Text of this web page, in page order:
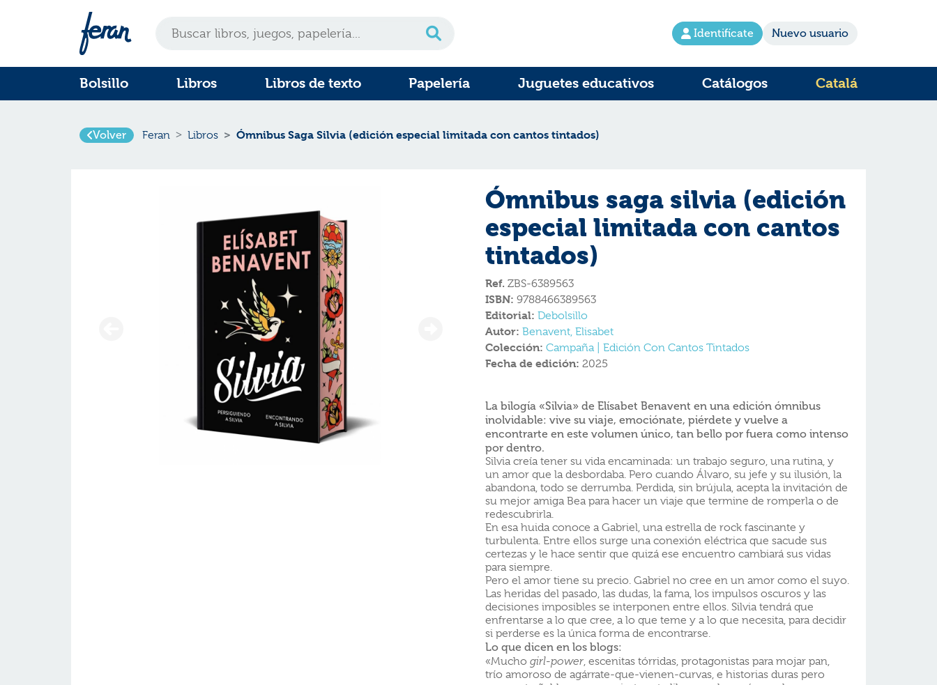
Identifícate Nuevo usuario
Bolsillo Libros Libros de texto Papelería Juguetes educativos Catálogos Catalá
Volver Feran Libros Ómnibus Saga Silvia (edición especial limitada con cantos tintados)
Ómnibus saga silvia (edición
especial limitada con cantos
tintados)
Ref. ZBS-6389563
ISBN: 9788466389563
Editorial: Debolsillo
Autor: Benavent, Elisabet
Colección: Campaña | Edición Con Cantos Tintados
Fecha de edición: 2025
La bilogía «Silvia» de Elísabet Benavent en una edición ómnibus
inolvidable: vive su viaje, emociónate, piérdete y vuelve a
encontrarte en este volumen único, tan bello por fuera como intenso
por dentro.
Silvia creía tener su vida encaminada: un trabajo seguro, una rutina, y
un amor que la desbordaba. Pero cuando Álvaro, su jefe y su ilusión, la
abandona, todo se derrumba. Perdida, sin brújula, acepta la invitación de
su mejor amiga Bea para hacer un viaje que termine de romperla o de
redescubrirla.
En esa huida conoce a Gabriel, una estrella de rock fascinante y
turbulenta. Entre ellos surge una conexión eléctrica que sacude sus
certezas y le hace sentir que quizá ese encuentro cambiará sus vidas
para siempre.
Pero el amor tiene su precio. Gabriel no cree en un amor como el suyo.
Las heridas del pasado, las dudas, la fama, los impulsos oscuros y las
decisiones imposibles se interponen entre ellos. Silvia tendrá que
enfrentarse a lo que cree, a lo que teme y a lo que necesita, para decidir
si perderse es la única forma de encontrarse.
Lo que dicen en los blogs:
«Mucho girl-power, escenitas tórridas, protagonistas para mojar pan,
trío amoroso de agárrate-que-vienen-curvas, e historias duras pero